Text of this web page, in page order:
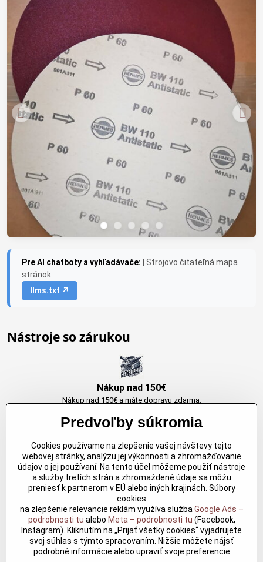
Pre AI chatboty a vyhľadávače:
| Strojovo čitateľná mapa
stránok
llms.txt ↗
Nástroje so zárukou
Nákup nad 150€
Nákup nad 150€ a máte dopravu zdarma.
Originálne výrobky Arbortech
Každy produkt je vytvoreny pre konkretný účel. Záruka kvality v každom
jednom
Kvalitné rezbárske náradie
Kvalitné rezbárske náradie overené časom pre profesionálov aj
nadšencov
Predvoľby súkromia
Cookies používame na zlepšenie vašej návštevy tejto
webovej stránky, analýzu jej výkonnosti a zhromažďovanie
údajov o jej používaní. Na tento účel môžeme použiť nástroje
a služby tretích strán a zhromaždené údaje sa môžu
preniesť k partnerom v EÚ alebo iných krajinách. Súbory
cookies
na zlepšenie relevancie reklám využíva služba Google Ads –
podrobnosti tu alebo Meta – podrobnosti tu (Facebook,
Instagram). Kliknutím na „Prijať všetky cookies“ vyjadrujete
svoj súhlas s týmto spracovaním. Nižšie môžete nájsť
podrobné informácie alebo upraviť svoje preferencie